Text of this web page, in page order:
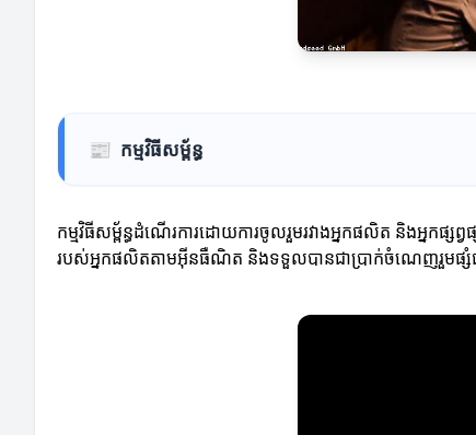
📰 កម្មវិធីសម្ព័ន្ធ
កម្មវិធីសម្ព័ន្ធដំណើរការដោយការចូលរួមរវាងអ្នកផលិត និងអ្នក
របស់អ្នកផលិតតាមអ៊ីនធឺណិត និងទទួលបានជាប្រាក់ចំណេញរួមផ្សំជ